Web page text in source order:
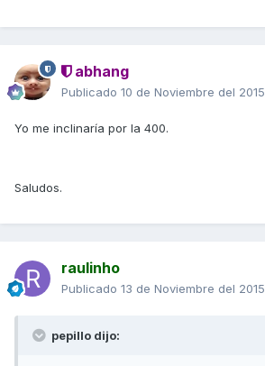
abhang
Publicado 10 de Noviembre del 2015
Yo me inclinaría por la 400.
Saludos.
raulinho
Publicado 13 de Noviembre del 2015
pepillo dijo: